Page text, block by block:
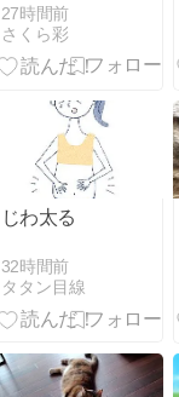
始めていま
す。
27時間前
さくら彩
じわ太る
32時間前
タタン目線